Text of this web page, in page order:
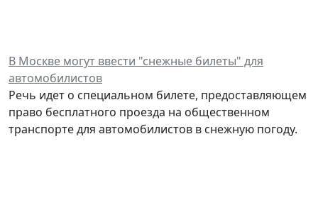
В Москве могут ввести "снежные билеты" для
автомобилистов
Речь идет о специальном билете, предоставляющем
право бесплатного проезда на общественном
транспорте для автомобилистов в снежную погоду.